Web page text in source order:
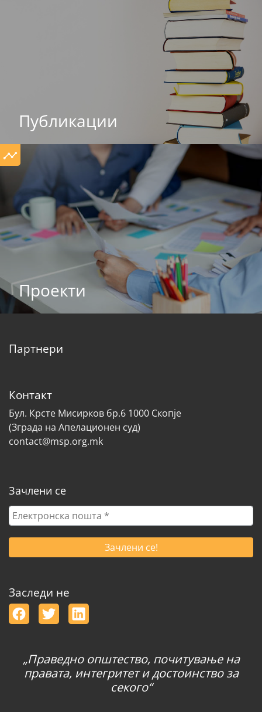
Публикации
Проекти
Партнери
Контакт
Бул. Крсте Мисирков бр.6 1000 Скопје
(Зграда на Апелационен суд)
contact@msp.org.mk
Зачлени се
Електронска
пошта
*
Заследи не
„Праведно општество, почитување на
правата, интегритет и достоинство за
секого“